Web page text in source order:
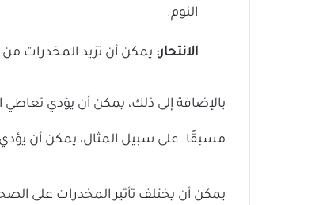
النوم.
الانتحار: يمكن أن تزيد المخدرات من
بالإضافة إلى ذلك، يمكن أن يؤدي
مسبقًا. على سبيل المثال، يمكن أن
يمكن أن يختلف تأثير المخدرات على